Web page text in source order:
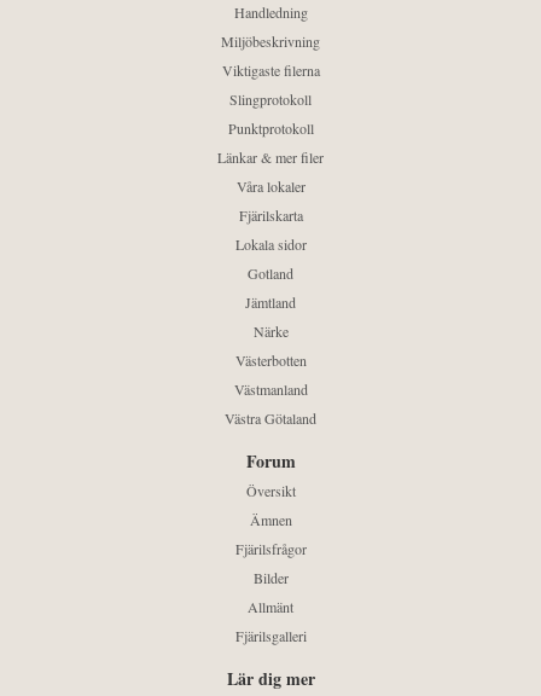
Handledning
Miljöbeskrivning
Viktigaste filerna
Slingprotokoll
Punktprotokoll
Länkar & mer filer
Våra lokaler
Fjärilskarta
Lokala sidor
Gotland
Jämtland
Närke
Västerbotten
Västmanland
Västra Götaland
Forum
Översikt
Ämnen
Fjärilsfrågor
Bilder
Allmänt
Fjärilsgalleri
Lär dig mer